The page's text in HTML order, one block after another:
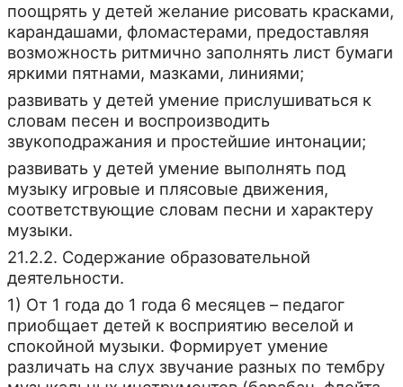
поощрять у детей желание рисовать красками,
карандашами, фломастерами, предоставляя
возможность ритмично заполнять лист бумаги
яркими пятнами, мазками, линиями;
развивать у детей умение прислушиваться к
словам песен и воспроизводить
звукоподражания и простейшие интонации;
развивать у детей умение выполнять под
музыку игровые и плясовые движения,
соответствующие словам песни и характеру
музыки.
21.2.2. Содержание образовательной
деятельности.
1) От 1 года до 1 года 6 месяцев – педагог
приобщает детей к восприятию веселой и
спокойной музыки. Формирует умение
различать на слух звучание разных по тембру